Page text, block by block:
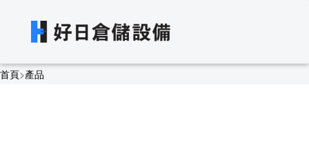
首頁>產品